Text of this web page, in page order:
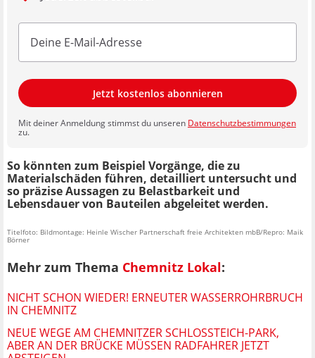
Jetzt kostenlos abonnieren
Mit deiner Anmeldung stimmst du unseren Datenschutzbestimmungen
zu.
So könnten zum Beispiel Vorgänge, die zu
Materialschäden führen, detailliert untersucht und
so präzise Aussagen zu Belastbarkeit und
Lebensdauer von Bauteilen abgeleitet werden.
Titelfoto: Bildmontage: Heinle Wischer Partnerschaft freie Architekten mbB/Repro: Maik
Börner
Mehr zum Thema Chemnitz Lokal:
NICHT SCHON WIEDER! ERNEUTER WASSERROHRBRUCH
IN CHEMNITZ
NEUE WEGE AM CHEMNITZER SCHLOSSTEICH-PARK, A
BER AN DER BRÜCKE MÜSSEN RADFAHRER JETZT A